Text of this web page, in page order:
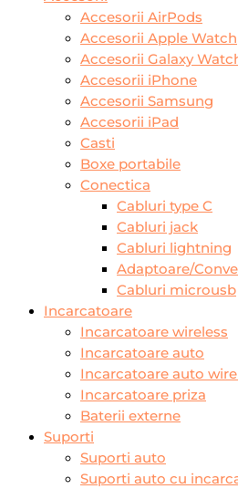
Accesorii AirPods
Accesorii Apple Watch
Accesorii Galaxy
Accesorii iPhone
Accesorii Samsung
Accesorii iPad
Casti
Boxe portabile
Conectica
Cabluri type C
Cabluri jack
Cabluri lightning
Adaptoare/
Cabluri microusb
Incarcatoare
Incarcatoare wireless
Incarcatoare auto
Incarcatoare auto
Incarcatoare priza
Baterii externe
Suporti
Suporti auto
Suporti auto cu